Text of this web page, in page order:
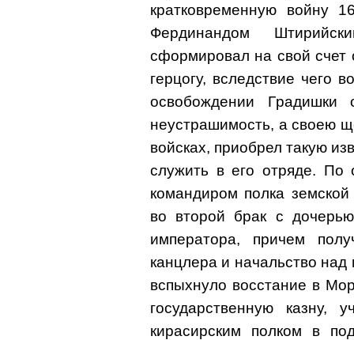
кратковременную войну
Фердинандом
сформировал на свой счет
герцогу, вследствие чего
освобождении
неустрашимость, а своею
войсках, приобрел такую
служить в его отряде. По
командиром полка
во второй брак с
императора, причем
канцлера и начальство
вспыхнуло восстание в
государственную казну,
кирасирским полком в